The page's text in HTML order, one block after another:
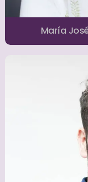
María